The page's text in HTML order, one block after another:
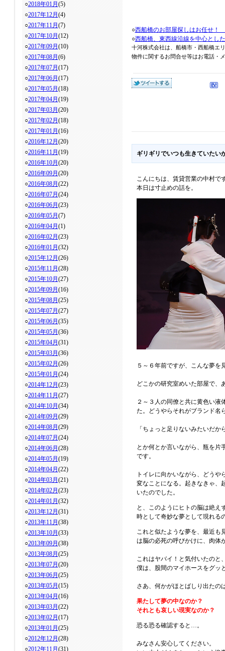
○2018年01月 (5)
○2017年12月 (4)
○2017年11月 (7)
○2017年10月 (12)
○2017年09月 (10)
○2017年08月 (6)
○2017年07月 (17)
○2017年06月 (17)
○2017年05月 (18)
○2017年04月 (19)
○2017年03月 (20)
○2017年02月 (18)
○2017年01月 (16)
○2016年12月 (20)
○2016年11月 (19)
○2016年10月 (20)
○2016年09月 (20)
○2016年08月 (22)
○2016年07月 (24)
○2016年06月 (23)
○2016年05月 (7)
○2016年04月 (1)
○2016年02月 (23)
○2016年01月 (32)
○2015年12月 (26)
○2015年11月 (28)
○2015年10月 (27)
○2015年09月 (16)
○2015年08月 (25)
○2015年07月 (27)
○2015年06月 (35)
○2015年05月 (36)
○2015年04月 (31)
○2015年03月 (36)
○2015年02月 (26)
○2015年01月 (24)
○2014年12月 (23)
○2014年11月 (27)
○2014年10月 (34)
○2014年09月 (29)
○2014年08月 (29)
○2014年07月 (24)
○2014年06月 (28)
○2014年05月 (19)
○2014年04月 (22)
○2014年03月 (21)
○2014年02月 (23)
○2014年01月 (32)
○2013年12月 (31)
○2013年11月 (38)
○2013年10月 (33)
○2013年09月 (38)
○2013年08月 (25)
○2013年07月 (20)
○2013年06月 (25)
○2013年05月 (15)
○2013年04月 (16)
○2013年03月 (22)
○2013年02月 (17)
○2013年01月 (25)
○2012年12月 (28)
○2012年11月 (31)
○西船橋のお部屋探しはお任せ！
○西船橋、東西線沿線を中心とし
十河株式会社は、船橋市・西船橋エ
物件に関するお問合せ等はお電話・
ギリギリでいつも生きていたい
こんにちは、賃貸営業の中村で
本日は寸止めの話を。
５～６ 年前ですが、こんな夢を
どこかの研究室めいた部屋で、
２～３人の同僚と共に黄色い
た。どうやらそれがブランド名
「ちょっと足りないみたいだか
とか何とか言いながら、瓶を片
です。
トイレに向かいながら、どう
変なことになる。起きなきゃ、
いたのでした。
と、このようにヒトの脳は絶え
時として奇妙な夢として現れる
これと似たような夢を、最近も
は脳の必死の呼びかけに、肉体
これはヤバイ！と気付いたのと
僕は、股間のマイホースをグッ
さあ、何かがほとばしり出たの
果たして夢の中なのか？
それとも哀しい現実なのか？
恐る恐る確認すると…。
みなさん安心してください。